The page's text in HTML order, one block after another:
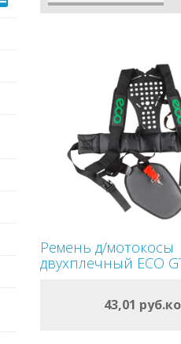
Ремень д/мотокосы
двухплечный ECO
43,01